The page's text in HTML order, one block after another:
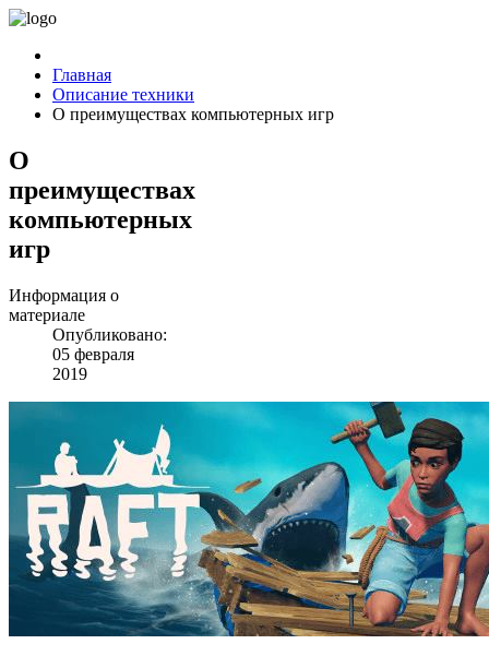
Главная
Описание техники
О преимуществах компьютерных игр
О
преимуществах
компьютерных
игр
Информация о
материале
Опубликовано:
05 февраля
2019